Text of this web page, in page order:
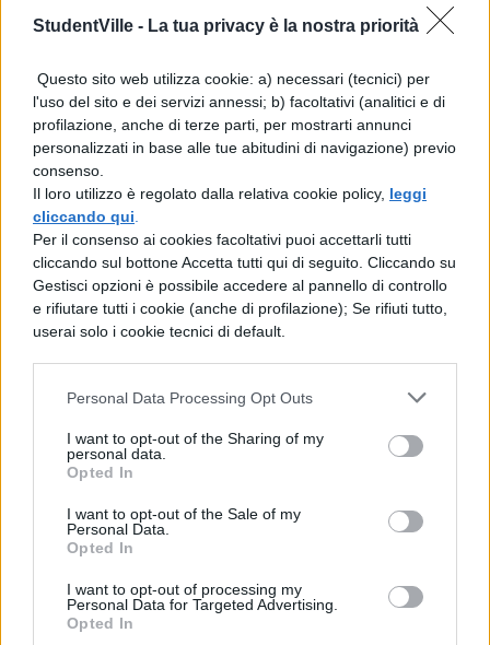
StudentVille - La tua privacy è la nostra priorità
Questo sito web utilizza cookie: a) necessari (tecnici) per
l'uso del sito e dei servizi annessi; b) facoltativi (analitici e di
profilazione, anche di terze parti, per mostrarti annunci
personalizzati in base alle tue abitudini di navigazione) previo
consenso.
Il loro utilizzo è regolato dalla relativa cookie policy, leggi
cliccando qui
Per il consenso ai cookies facoltativi puoi accettarli tutti
cliccando sul bottone Accetta tutti qui di seguito. Cliccando su
Gestisci opzioni è possibile accedere al pannello di controllo
e rifiutare tutti i cookie (anche di profilazione); Se rifiuti tutto,
userai solo i cookie tecnici di default.
Personal Data Processing Opt Outs
I want to opt-out of the Sharing of my
personal data.
Opted In
I want to opt-out of the Sale of my
Personal Data.
Opted In
I want to opt-out of processing my
Personal Data for Targeted Advertising.
Opted In
concentramento: Tema svolto sulla
Shoah
Tema sul giorno della memoria
svolto sul giorno della memoria per la
scuola media.
Saggio breve sulla Shoah: riflessioni
sull’Olocausto, un saggio breve da cui
prendere spunto.
tema sull’argomento:
Tema sulla Shoah: tracce svolte
scaletta